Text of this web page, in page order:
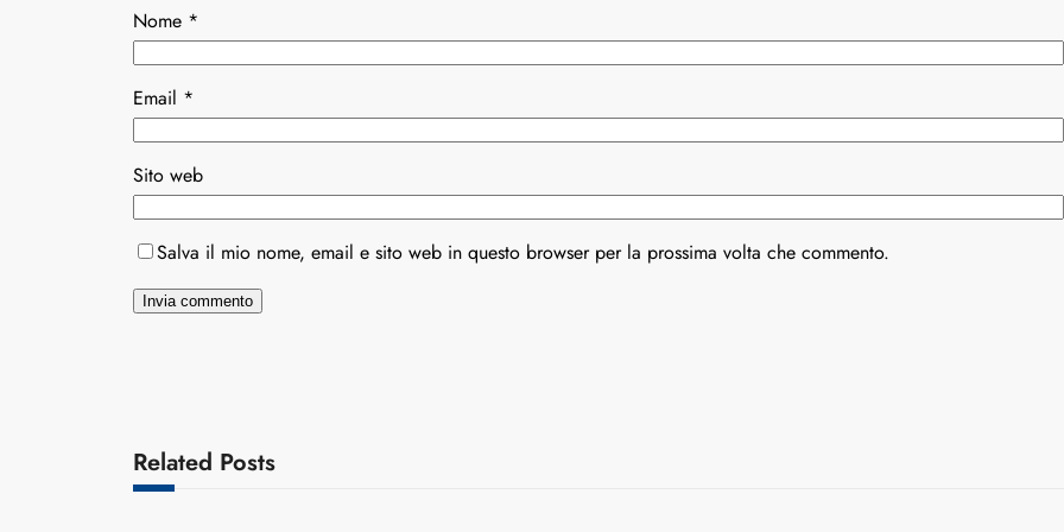
Nome *
Email *
Sito web
Salva il mio nome, email e sito web in questo browser per la prossima volta che commento.
Related Posts